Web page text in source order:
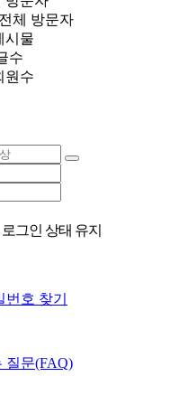
전체 방문자
시물
수
원수
그인 상태 유지
호 찾기
질문(FAQ)